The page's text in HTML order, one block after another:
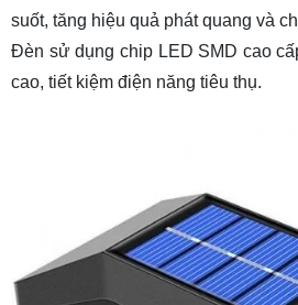
suốt, tăng hiệu quả phát quang và
Đèn sử dụng chip LED SMD cao
cao, tiết kiệm điện năng tiêu thụ.